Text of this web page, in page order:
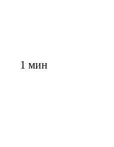
1 мин